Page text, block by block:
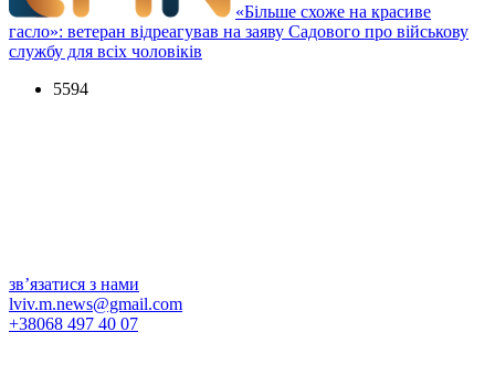
«Більше схоже на красиве
гасло»: ветеран відреагував на заяву Садового про військову
службу для всіх чоловіків
5594
зв’язатися з нами
lviv.m.news@gmail.com
+38068 497 40 07